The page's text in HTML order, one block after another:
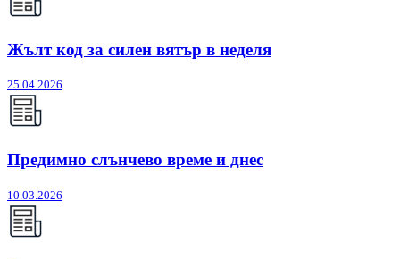
Жълт код за силен вятър в неделя
25.04.2026
Предимно слънчево време и днес
10.03.2026